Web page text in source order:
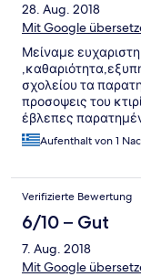
28. Aug. 2018
Mit Google
Μείναμε
σχολείου τα
προσοψεις του
έβλεπες
ξαναπήγαινα.
Aufenthalt von 1
Verifizierte Bewertung
6/10 – Gut
7. Aug. 2018
Mit Google